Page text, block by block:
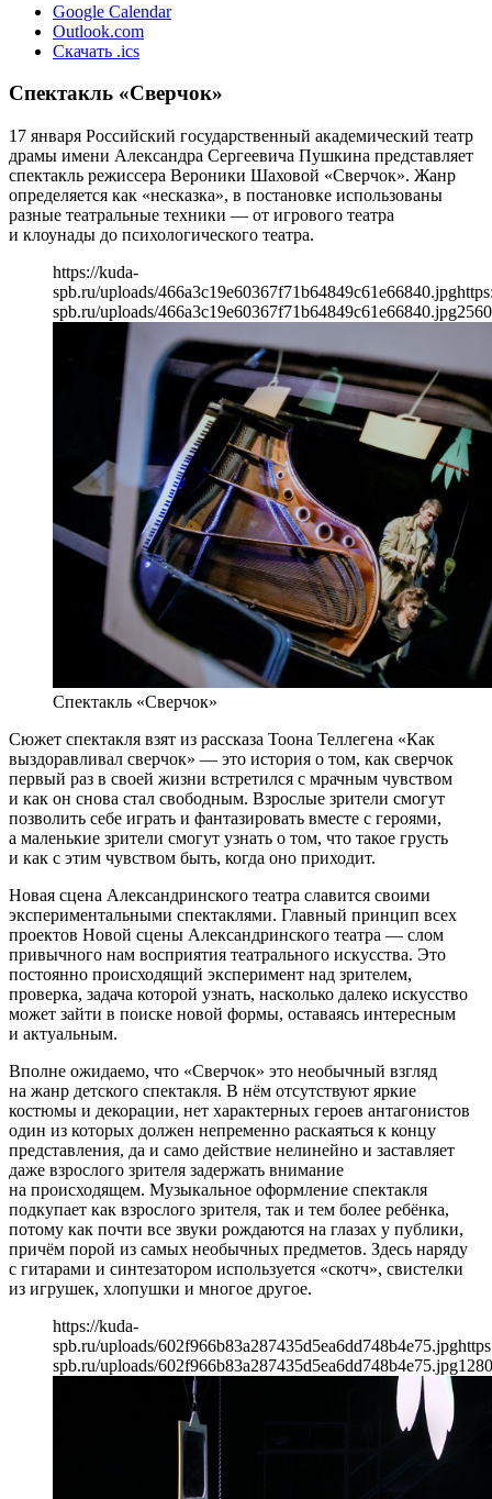
Google Calendar
Outlook.com
Скачать .ics
Спектакль «Сверчок»
17 января Российский государственный академический театр
драмы имени Александра Сергеевича Пушкина представляет
спектакль режиссера Вероники Шаховой «Сверчок». Жанр
определяется как «несказка», в постановке использованы
разные театральные техники — от игрового театра
и клоунады до психологического театра.
https://kuda-
spb.ru/uploads/466a3c19e60367f71b64849c61e66840.jpg
spb.ru/uploads/466a3c19e60367f71b64849c61e66840.jpg2560
Спектакль «Сверчок»
Сюжет спектакля взят из рассказа Тоона Теллегена «Как
выздоравливал сверчок» — это история о том, как сверчок
первый раз в своей жизни встретился с мрачным чувством
и как он снова стал свободным. Взрослые зрители смогут
позволить себе играть и фантазировать вместе с героями,
а маленькие зрители смогут узнать о том, что такое грусть
и как с этим чувством быть, когда оно приходит.
Новая сцена Александринского театра славится своими
экспериментальными спектаклями. Главный принцип всех
проектов Новой сцены Александринского театра — слом
привычного нам восприятия театрального искусства. Это
постоянно происходящий эксперимент над зрителем,
проверка, задача которой узнать, насколько далеко искусство
может зайти в поиске новой формы, оставаясь интересным
и актуальным.
Вполне ожидаемо, что «Сверчок» это необычный взгляд
на жанр детского спектакля. В нём отсутствуют яркие
костюмы и декорации, нет характерных героев антагонистов
один из которых должен непременно раскаяться к концу
представления, да и само действие нелинейно и заставляет
даже взрослого зрителя задержать внимание
на происходящем. Музыкальное оформление спектакля
подкупает как взрослого зрителя, так и тем более ребёнка,
потому как почти все звуки рождаются на глазах у публики,
причём порой из самых необычных предметов. Здесь наряду
с гитарами и синтезатором используется «скотч», свистелки
из игрушек, хлопушки и многое другое.
https://kuda-
spb.ru/uploads/602f966b83a287435d5ea6dd748b4e75.jpg
spb.ru/uploads/602f966b83a287435d5ea6dd748b4e75.jpg1280